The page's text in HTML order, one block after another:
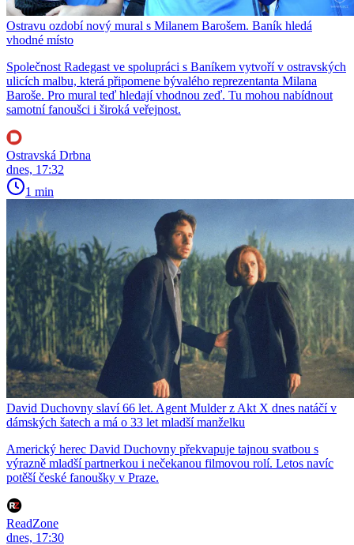
Ostravu ozdobí nový mural s Milanem Barošem. Baník hledá
vhodné místo
Společnost Radegast ve spolupráci s Baníkem vytvoří v ostravských
ulicích malbu, která připomene bývalého reprezentanta Milana
Baroše. Pro mural teď hledají vhodnou zeď. Tu mohou nabídnout
samotní fanoušci i široká veřejnost.
Ostravská Drbna
dnes, 17:32
1 min
David Duchovny slaví 66 let. Agent Mulder z Akt X dnes natáčí v
dámských šatech a má o 33 let mladší manželku
Americký herec David Duchovny překvapuje tajnou svatbou s
výrazně mladší partnerkou i nečekanou filmovou rolí. Letos navíc
potěší české fanoušky v Praze.
ReadZone
dnes, 17:30